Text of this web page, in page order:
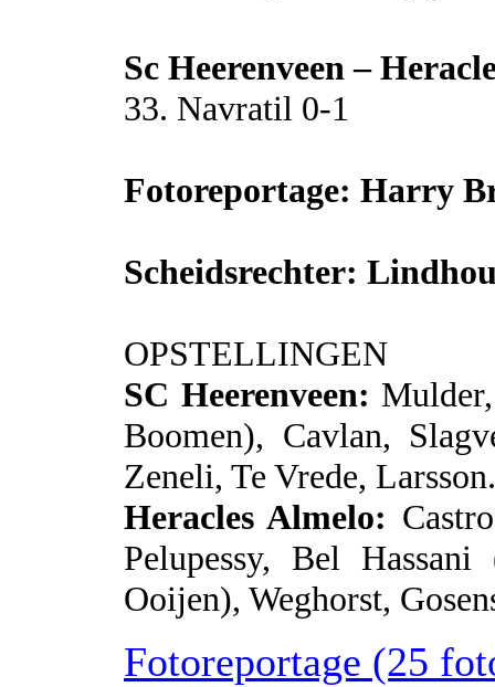
Sc Heerenveen –
33. Navratil 0-1
Fotoreportage: Harry
Scheidsrechter:
OPSTELLINGEN
SC Heerenveen:
Boomen), Cavlan,
Zeneli, Te Vrede, Larsson.
Heracles Almelo:
Pelupessy, Bel
Ooijen), Weghorst,
Fotoreportage (25